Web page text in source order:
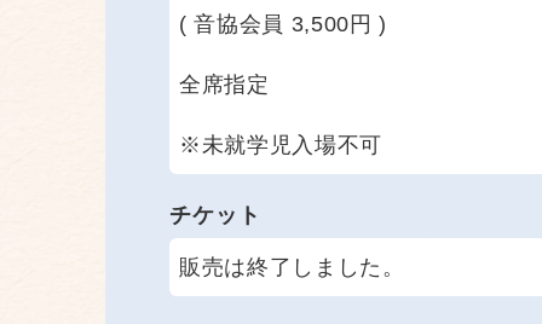
( 音協会員 3,500円 )
全席指定
※未就学児入場不可
チケット
販売は終了しました。